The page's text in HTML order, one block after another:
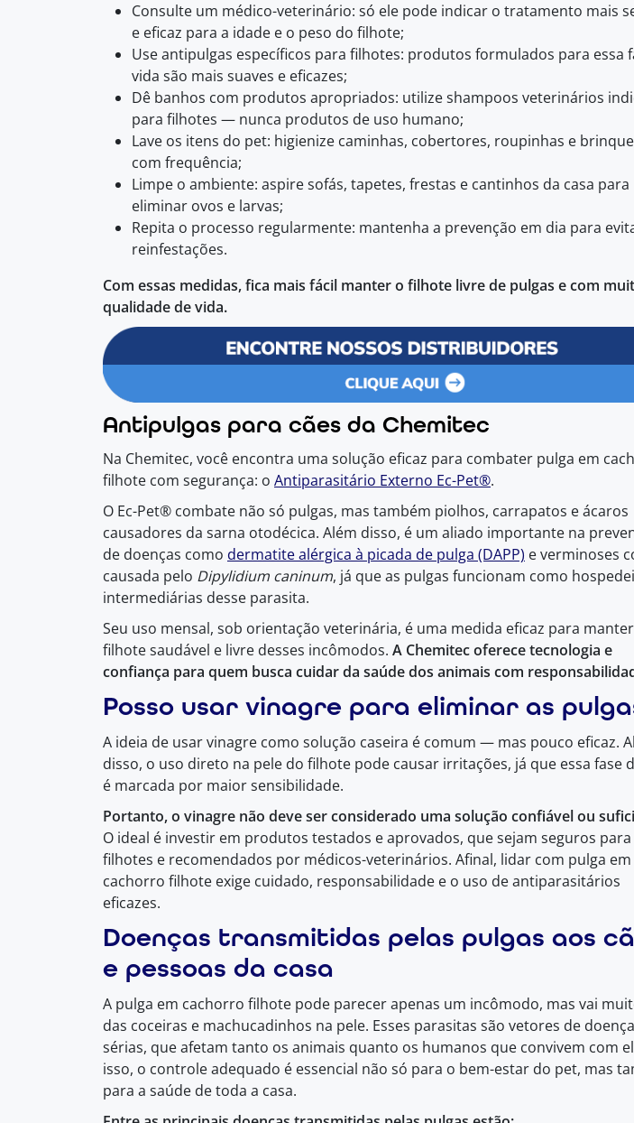
Consulte um médico-veterinário: só ele pode indicar o tratamento mais
e eficaz para a idade e o peso do filhote;
Use antipulgas específicos para filhotes: produtos formulados para essa
vida são mais suaves e eficazes;
Dê banhos com produtos apropriados: utilize shampoos veterinários
para filhotes — nunca produtos de uso humano;
Lave os itens do pet: higienize caminhas, cobertores, roupinhas e
com frequência;
Limpe o ambiente: aspire sofás, tapetes, frestas e cantinhos da casa para
eliminar ovos e larvas;
Repita o processo regularmente: mantenha a prevenção em dia para
reinfestações.
Com essas medidas, fica mais fácil manter o filhote livre de pulgas e com
qualidade de vida.
Antipulgas para cães da Chemitec
Na Chemitec, você encontra uma solução eficaz para combater pulga em
filhote com segurança: o Antiparasitário Externo Ec-Pet®.
O Ec-Pet® combate não só pulgas, mas também piolhos, carrapatos e ácaros
causadores da sarna otodécica. Além disso, é um aliado importante na
de doenças como dermatite alérgica à picada de pulga (DAPP) e verminoses
causada pelo Dipylidium caninum, já que as pulgas funcionam como
intermediárias desse parasita.
Seu uso mensal, sob orientação veterinária, é uma medida eficaz para
filhote saudável e livre desses incômodos. A Chemitec oferece tecnologia e
confiança para quem busca cuidar da saúde dos animais com
Posso usar vinagre para eliminar as
A ideia de usar vinagre como solução caseira é comum — mas pouco eficaz.
disso, o uso direto na pele do filhote pode causar irritações, já que essa fase
é marcada por maior sensibilidade.
Portanto, o vinagre não deve ser considerado uma solução confiável ou
O ideal é investir em produtos testados e aprovados, que sejam seguros para
filhotes e recomendados por médicos-veterinários. Afinal, lidar com pulga em
cachorro filhote exige cuidado, responsabilidade e o uso de antiparasitários
eficazes.
Doenças transmitidas pelas pulgas aos
e pessoas da casa
A pulga em cachorro filhote pode parecer apenas um incômodo, mas vai
das coceiras e machucadinhos na pele. Esses parasitas são vetores de
sérias, que afetam tanto os animais quanto os humanos que convivem com
isso, o controle adequado é essencial não só para o bem-estar do pet, mas
para a saúde de toda a casa.